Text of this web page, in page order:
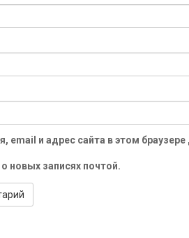
email и адрес сайта в этом
новых записях почтой.